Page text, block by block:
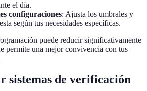
el día.
configuraciones: Ajusta los umbrales y
según tus necesidades específicas.
puede reducir significativamente
permite una mejor convivencia con tus
sistemas de verificación